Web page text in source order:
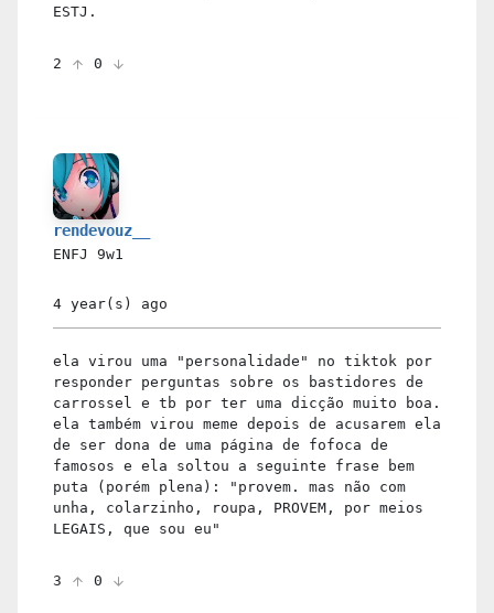
ESTJ.
2 0
rendevouz__
ENFJ 9w1
4 year(s) ago
ela virou uma "personalidade" no tiktok por
responder perguntas sobre os bastidores de
carrossel e tb por ter uma dicção muito boa.
ela também virou meme depois de acusarem ela
de ser dona de uma página de fofoca de
famosos e ela soltou a seguinte frase bem
puta (porém plena): "provem. mas não com
unha, colarzinho, roupa, PROVEM, por meios
LEGAIS, que sou eu"
3 0